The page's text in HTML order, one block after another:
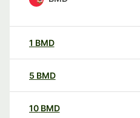
1 BMD
5 BMD
10 BMD